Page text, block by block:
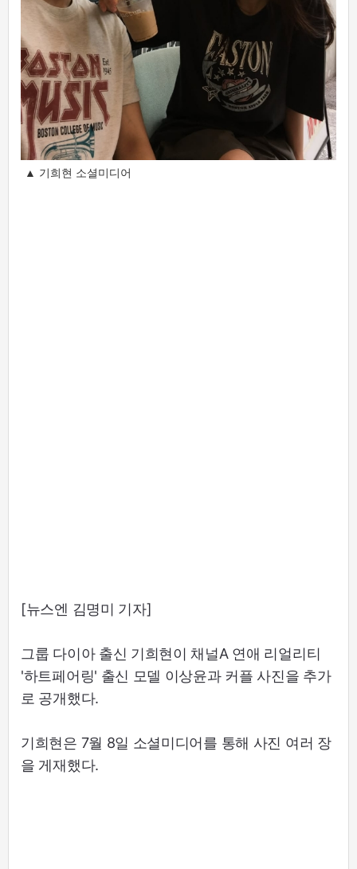
▲ 기희현 소셜미디어
[뉴스엔 김명미 기자]
그룹 다이아 출신 기희현이 채널A 연애 리얼리티
'하트페어링' 출신 모델 이상윤과 커플 사진을 추가
로 공개했다.
기희현은 7월 8일 소셜미디어를 통해 사진 여러 장
을 게재했다.